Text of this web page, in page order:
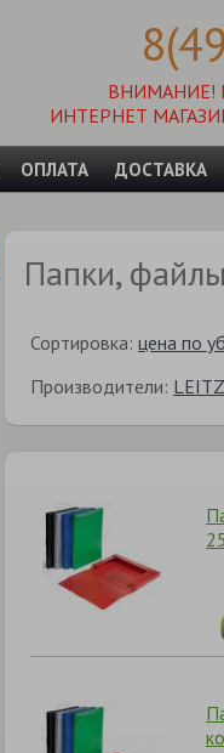
ВНИМАНИЕ!
ИНТЕРНЕТ
ОПЛАТА ДОСТАВКА
Папки,
Сортировка: цена по
Производители: LEITZ